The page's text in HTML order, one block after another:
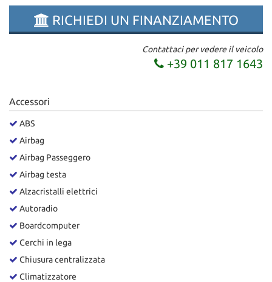
RICHIEDI UN FINANZIAMENTO
Contattaci per vedere il veicolo
+39 011 817 1643
Accessori
ABS
Airbag
Airbag Passeggero
Airbag testa
Alzacristalli elettrici
Autoradio
Boardcomputer
Cerchi in lega
Chiusura centralizzata
Climatizzatore
Puoi
rivedere
e
qualsiasi
Cookie necessari
Cookie delle preferenze
Cookie per il miglioramento dell'esperienza utente